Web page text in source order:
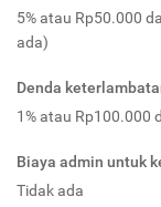
5% atau Rp50.000
ada)
Denda
1% atau Rp100.000
Biaya admin untuk
Tidak ada